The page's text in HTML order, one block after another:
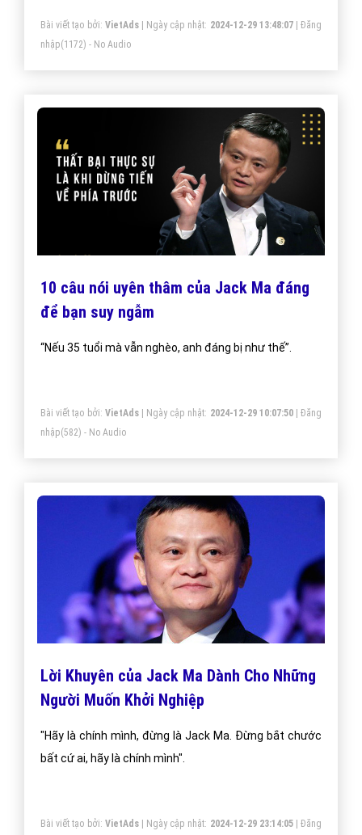
Bài viết tạo bởi: VietAds| Ngày cập nhật: 2024-12-29 13:48:07|Đăng
nhập(1172) - No Audio
10 câu nói uyên thâm của Jack Ma đáng
để bạn suy ngẫm
“Nếu 35 tuổi mà vẫn nghèo, anh đáng bị như thế”.
Bài viết tạo bởi: VietAds| Ngày cập nhật: 2024-12-29 10:07:50|Đăng
nhập(582) - No Audio
Lời Khuyên của Jack Ma Dành Cho Những
Người Muốn Khởi Nghiệp
"Hãy là chính mình, đừng là Jack Ma. Đừng bắt chước
bất cứ ai, hãy là chính mình".
Bài viết tạo bởi: VietAds| Ngày cập nhật: 2024-12-29 23:14:05|Đăng